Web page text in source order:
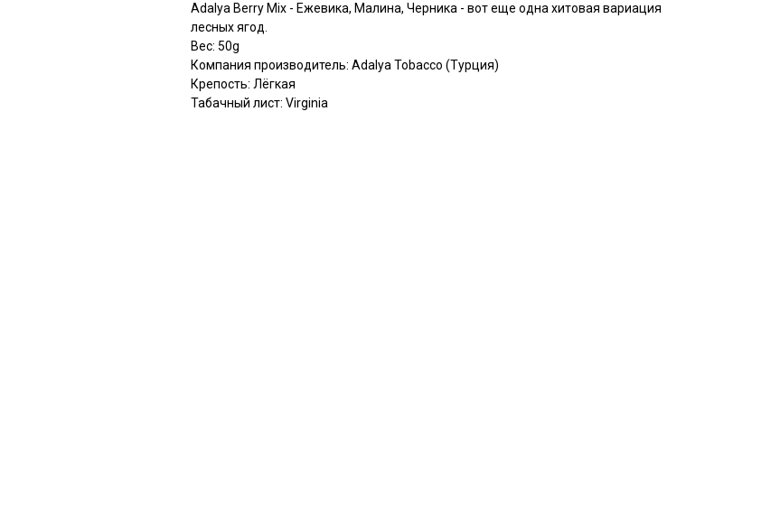
Adalya Berry Mix - Ежевика, Малина, Черника - вот еще одна хитовая вариация
лесных ягод.
Вес: 50g
Компания производитель: Adalya Tobacco (Турция)
Крепость: Лёгкая
Табачный лист: Virginia